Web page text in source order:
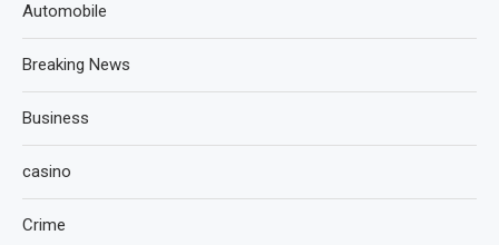
Automobile
Breaking News
Business
casino
Crime